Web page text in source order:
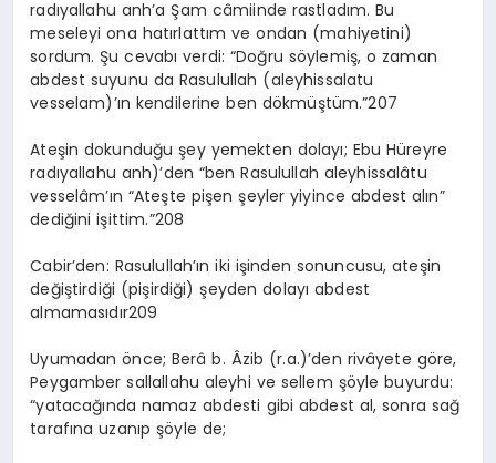
radıyallahu anh’a Şam câmiinde rastladım. Bu
meseleyi ona hatırlattım ve ondan (mahiyetini)
sordum. Şu cevabı verdi: “Doğru söylemiş, o zaman
abdest suyunu da Rasulullah (aleyhissalatu
vesselam)’ın kendilerine ben dökmüştüm.”207
Ateşin dokunduğu şey yemekten dolayı; Ebu Hüreyre
radıyallahu anh)’den “ben Rasulullah aleyhissalâtu
vesselâm’ın “Ateşte pişen şeyler yiyince abdest alın”
dediğini işittim.”208
Cabir’den: Rasulullah’ın iki işinden sonuncusu, ateşin
değiştirdiği (pişirdiği) şeyden dolayı abdest
almamasıdır209
Uyumadan önce; Berâ b. Âzib (r.a.)’den rivâyete göre,
Peygamber sallallahu aleyhi ve sellem şöyle buyurdu:
“yatacağında namaz abdesti gibi abdest al, sonra sağ
tarafına uzanıp şöyle de;